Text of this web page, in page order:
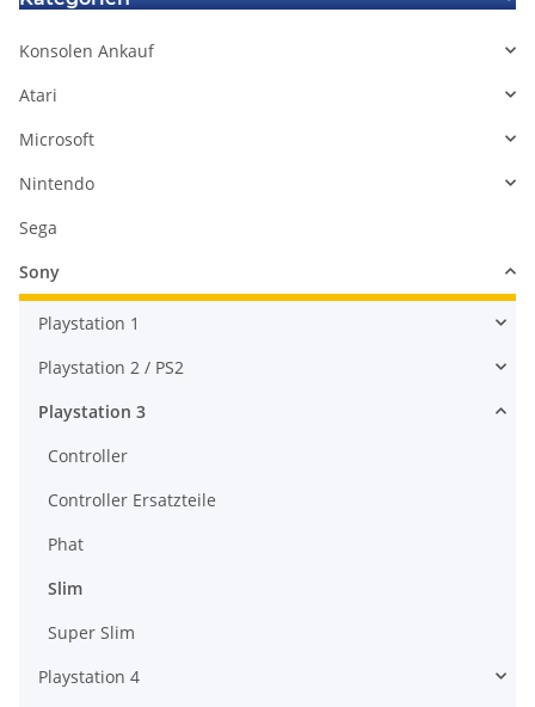
Konsolen Ankauf
Atari
Microsoft
Nintendo
Sega
Sony
Playstation 1
Playstation 2 / PS2
Playstation 3
Controller
Controller Ersatzteile
Phat
Slim
Super Slim
Playstation 4